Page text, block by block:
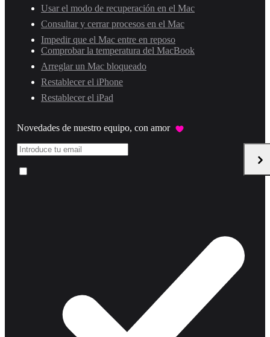
Usar el modo de recuperación en el Mac
Consultar y cerrar procesos en el Mac
Impedir que el Mac entre en reposo
Comprobar la temperatura del MacBook
Arreglar un Mac bloqueado
Restablecer el iPhone
Restablecer el iPad
Novedades de nuestro equipo, con amor